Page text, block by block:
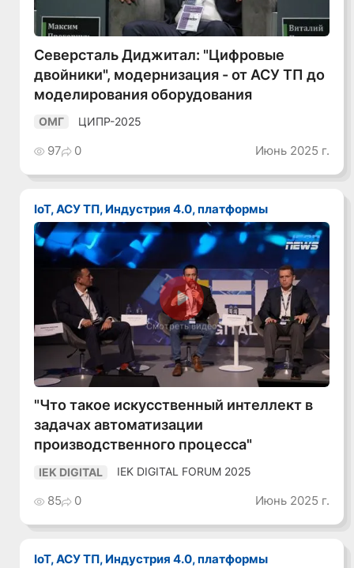
Северсталь Диджитал: "Цифровые
двойники", модернизация - от АСУ ТП до
моделирования оборудования
ОМГ ЦИПР-2025
97 0 Июнь 2025 г.
IoT, АСУ ТП, Индустрия 4.0, платформы
Смотреть видео
"Что такое искусственный интеллект в
задачах автоматизации
производственного процесса"
IEK DIGITAL IEK DIGITAL FORUM 2025
85 0 Июнь 2025 г.
IoT, АСУ ТП, Индустрия 4.0, платформы